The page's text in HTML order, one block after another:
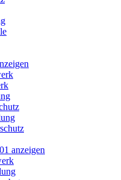
anzeigen